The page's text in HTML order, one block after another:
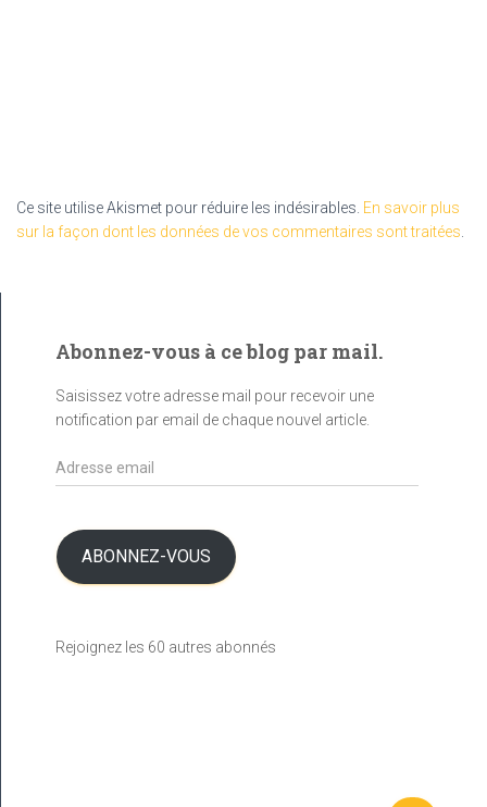
Ce site utilise Akismet pour réduire les indésirables. En savoir plus
sur la façon dont les données de vos commentaires sont traitées
Abonnez-vous à ce blog par mail.
Saisissez votre adresse mail pour recevoir une
notification par email de chaque nouvel article.
A
d
s
s
m
ABONNEZ-VOUS
Rejoignez les 60 autres abonnés